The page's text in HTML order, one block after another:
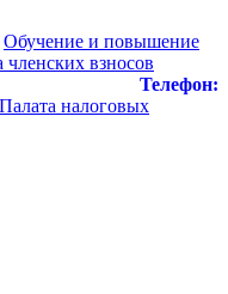
Обучение и повышение
членских взносов
Телефон:
Палата налоговых